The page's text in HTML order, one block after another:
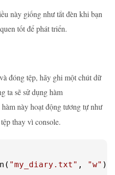
này giống như tắt đèn khi bạn
tốt để phát triển.
đóng tệp, hãy ghi một chút dữ
ta sẽ sử dụng hàm
này hoạt động tương tự như
thay vì console.
"my_diary.txt" , "w" );